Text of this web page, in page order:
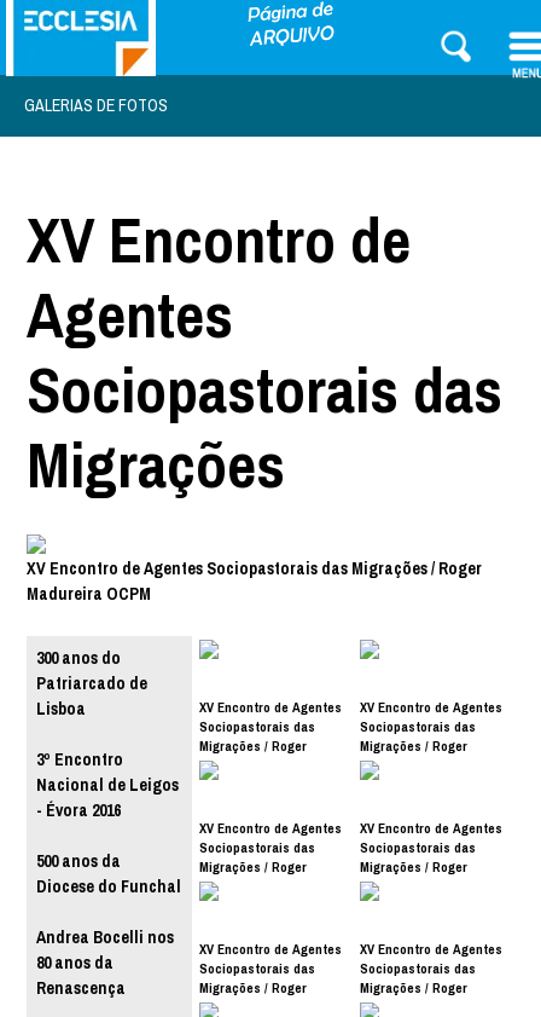
GALERIAS DE FOTOS
XV Encontro de
Agentes
Sociopastorais das
Migrações
XV Encontro de Agentes Sociopastorais das Migrações / Roger
Madureira OCPM
300 anos do
Patriarcado de
Lisboa
3º Encontro
Nacional de Leigos
- Évora 2016
500 anos da
Diocese do Funchal
Andrea Bocelli nos
80 anos da
Renascença
XV Encontro de Agentes
Sociopastorais das
Migrações / Roger
Madureira OCPM
XV Encontro de Agentes
Sociopastorais das
Migrações / Roger
Madureira OCPM
XV Encontro de Agentes
Sociopastorais das
Migrações / Roger
Madureira OCPM
XV Encontro de Agentes
Sociopastorais das
Migrações / Roger
Madureira OCPM
XV Encontro de Agentes
Sociopastorais das
Migrações / Roger
Madureira OCPM
XV Encontro de Agentes
Sociopastorais das
Migrações / Roger
Madureira OCPM